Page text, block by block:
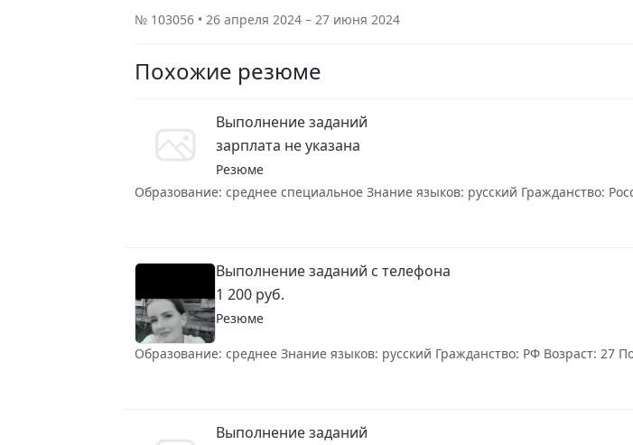
№ 103056 • 26 апреля 2024 – 27 июня 2024
Похожие резюме
Выполнение заданий
зарплата не указана
Резюме
Образование: среднее специальное Знание языков: русский Гражданство:
Выполнение заданий с телефона
1 200 руб.
Резюме
Образование: среднее Знание языков: русский Гражданство: РФ Возраст: 27
Выполнение заданий